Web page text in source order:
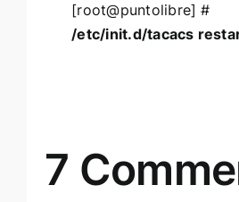
[root@puntolibre] #
/etc/init.d/tacacs
7